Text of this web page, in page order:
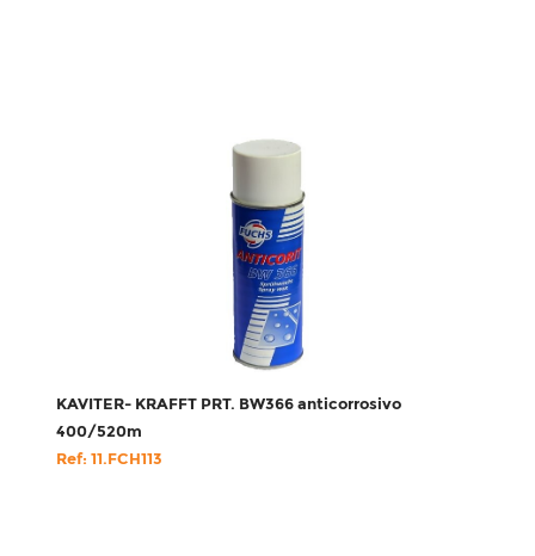
KAVITER- KRAFFT PRT. BW366 anticorrosivo
400/520m
Ref: 11.FCH113